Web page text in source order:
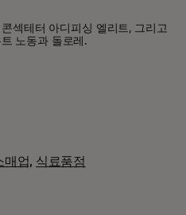
섹테터 아디피싱 엘리트, 그리고
노동과 돌로레.
매업, 식료품점